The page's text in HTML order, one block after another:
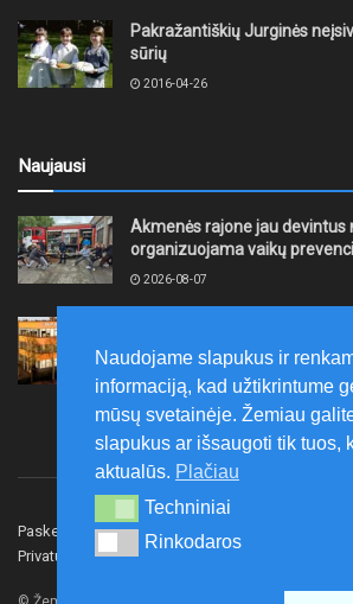
Pakražantiškių Jurginės
sūrių
2016-04-26
Naujausi
Akmenės rajone jau devintus
organizuojama vaikų
2026-08-07
smulkiojo ir vidutinio verslo
2026-08-07
Paskelbk naujieną Rašyti redakcijai
Privatumo politika
Naudojame slapukus ir
informaciją, kad užtikrintume
mūsų svetainėje. Žemiau
slapukus ar išsaugoti tik tuos,
aktualūs. Plačiau
Techniniai
Techniniai
Rinkodaros
Rinkodaros